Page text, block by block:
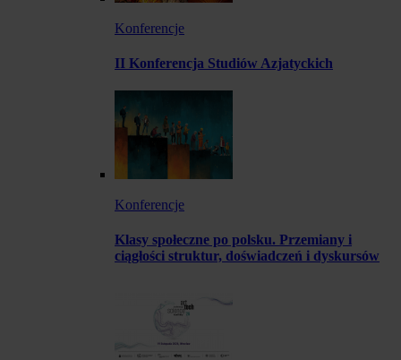
Konferencje
II Konferencja Studiów Azjatyckich
Konferencje
Klasy społeczne po polsku. Przemiany i
ciągłości struktur, doświadczeń i dyskursów